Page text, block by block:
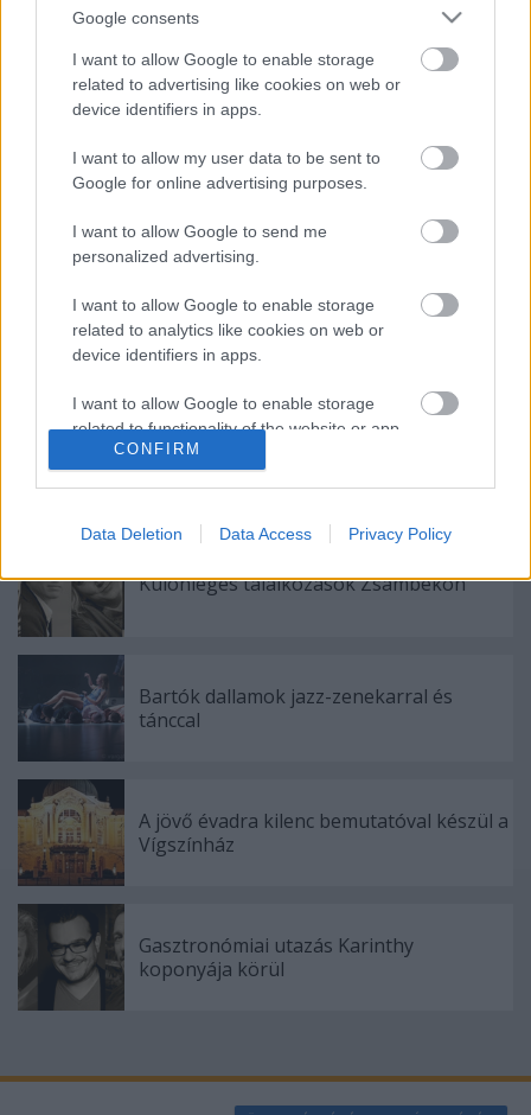
Google consents
I want to allow Google to enable storage
related to advertising like cookies on web or
device identifiers in apps.
I want to allow my user data to be sent to
Google for online advertising purposes.
I want to allow Google to send me
personalized advertising.
I want to allow Google to enable storage
related to analytics like cookies on web or
device identifiers in apps.
I want to allow Google to enable storage
related to functionality of the website or app.
I want to allow Google to enable storage
related to security, including authentication
functionality and fraud prevention, and other
user protection.
CONFIRM
Data Deletion Data Access Privacy Policy
Augusztusban jön az év legvidámabb
hete
Különleges találkozások Zsámbékon
Bartók dallamok jazz-zenekarral és
tánccal
A jövő évadra kilenc bemutatóval készül a
Vígszínház
Gasztronómiai utazás Karinthy
koponyája körül